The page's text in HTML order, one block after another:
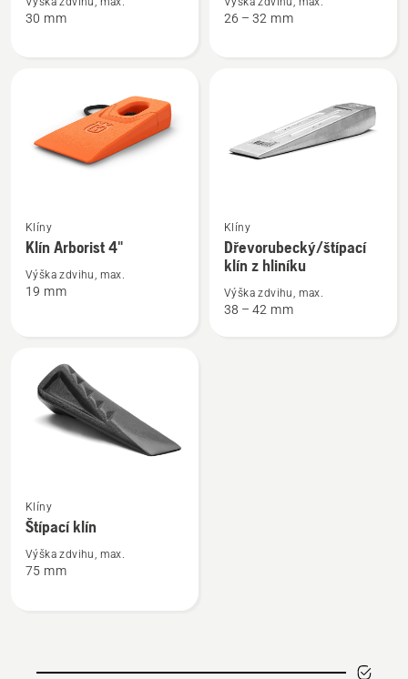
Klín
30 mm
Klín
26 – 32 mm
více
informací
Klín
Klíny
Klín Arborist 4"
Výška zdvihu, max.
19 mm
více
informací
Dřevorubecký/
Klíny
Dřevorubecký/štípací
klín z hliníku
Výška zdvihu, max.
38 – 42 mm
více
informací
Štípací
Klíny
Štípací klín
Výška zdvihu, max.
75 mm